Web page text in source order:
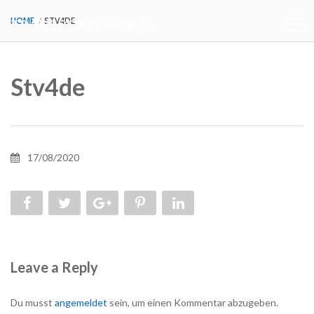
TRANSPORTI VADLJA
HOME STV4DE
Stv4de
17/08/2020
Leave a Reply
Du musst angemeldet sein, um einen Kommentar abzugeben.